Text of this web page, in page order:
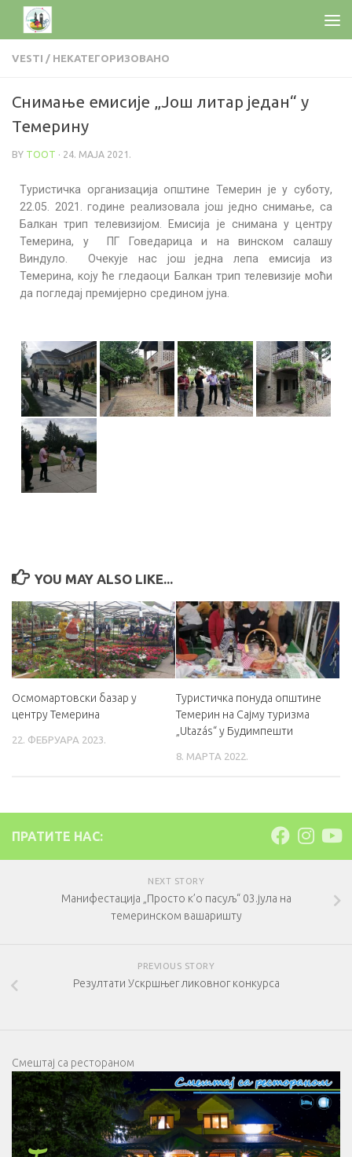
VESTI / НЕКАТЕГОРИЗОВАНО
Снимање емисије „Још литар један“ у
Темерину
BY TOOT · 24. МАЈА 2021.
Туристичка организација општине Темерин је у суботу,
22.05. 2021. године реализовала још једно снимање, са
Балкан трип телевизијом. Емисија је снимана у центру
Темерина, у ПГ Говедарица и на винском салашу
Виндуло. Очекује нас још једна лепа емисија из
Темерина, коју ће гледаоци Балкан трип телевизије моћи
да погледај премијерно средином јуна.
YOU MAY ALSO LIKE...
Осмомартовски базар у
центру Темерина
22. ФЕБРУАРА 2023.
Туристичка понуда општине
Темерин на Сајму туризма
„Utazás“ у Будимпешти
8. МАРТА 2022.
ПРАТИТЕ НАС:
NEXT STORY
Манифестација „Просто к’о пасуљ“ 03.јула на
темеринском вашаришту
PREVIOUS STORY
Резултати Ускршњег ликовног конкурса
Смештај са рестораном